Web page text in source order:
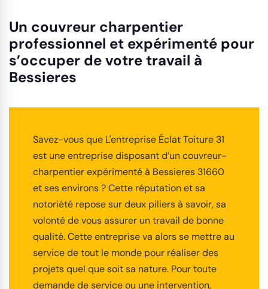
Un couvreur charpentier
professionnel et expérimenté pour
s’occuper de votre travail à
Bessieres
Savez-vous que L'entreprise Éclat Toiture 31
est une entreprise disposant d’un couvreur-
charpentier expérimenté à Bessieres 31660
et ses environs ? Cette réputation et sa
notoriété repose sur deux piliers à savoir, sa
volonté de vous assurer un travail de bonne
qualité. Cette entreprise va alors se mettre au
service de tout le monde pour réaliser des
projets quel que soit sa nature. Pour toute
demande de service ou une intervention,